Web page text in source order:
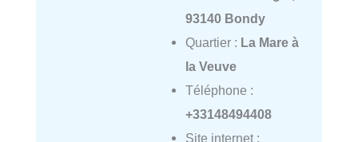
93140 Bondy
Quartier : La Mare à
la Veuve
Téléphone :
+33148494408
Site internet :